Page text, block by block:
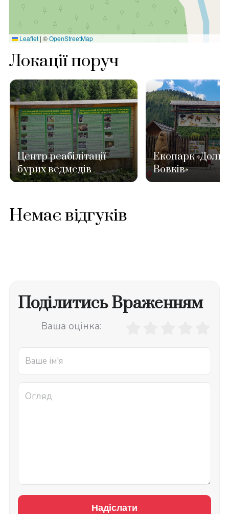
Leaflet | ©OpenStreetMap
Локації поруч
Центр реабілітації
бурих ведмедів
Екопарк
Вовків»
Немає відгуків
Поділитись Враженням
Ваша оцінка:
Надіслати